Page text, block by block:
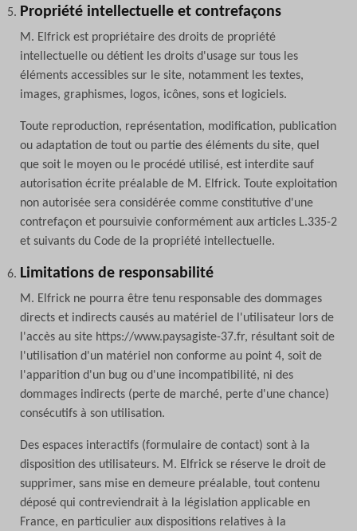
Propriété intellectuelle et contrefaçons
M. Elfrick est propriétaire des droits de propriété
intellectuelle ou détient les droits d'usage sur tous les
éléments accessibles sur le site, notamment les textes,
images, graphismes, logos, icônes, sons et logiciels.
Toute reproduction, représentation, modification, publication
ou adaptation de tout ou partie des éléments du site, quel
que soit le moyen ou le procédé utilisé, est interdite sauf
autorisation écrite préalable de M. Elfrick. Toute exploitation
non autorisée sera considérée comme constitutive d'une
contrefaçon et poursuivie conformément aux articles L.335-2
et suivants du Code de la propriété intellectuelle.
Limitations de responsabilité
M. Elfrick ne pourra être tenu responsable des dommages
directs et indirects causés au matériel de l'utilisateur lors de
l'accès au site https://www.paysagiste-37.fr, résultant soit de
l'utilisation d'un matériel non conforme au point 4, soit de
l'apparition d'un bug ou d'une incompatibilité, ni des
dommages indirects (perte de marché, perte d'une chance)
consécutifs à son utilisation.
Des espaces interactifs (formulaire de contact) sont à la
disposition des utilisateurs. M. Elfrick se réserve le droit de
supprimer, sans mise en demeure préalable, tout contenu
déposé qui contreviendrait à la législation applicable en
France, en particulier aux dispositions relatives à la